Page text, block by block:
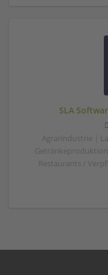
SLA
Agrarindustrie |
Restaurants /